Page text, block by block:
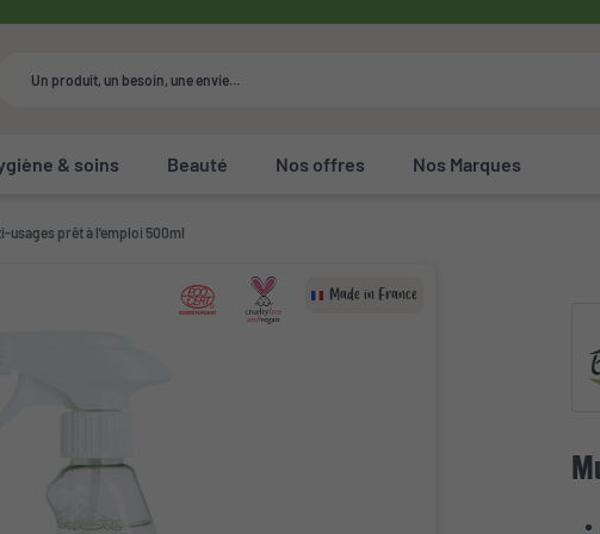
& soins Beauté Nos offres Nos Marques
usages prêt à l'emploi 500ml
Made in France